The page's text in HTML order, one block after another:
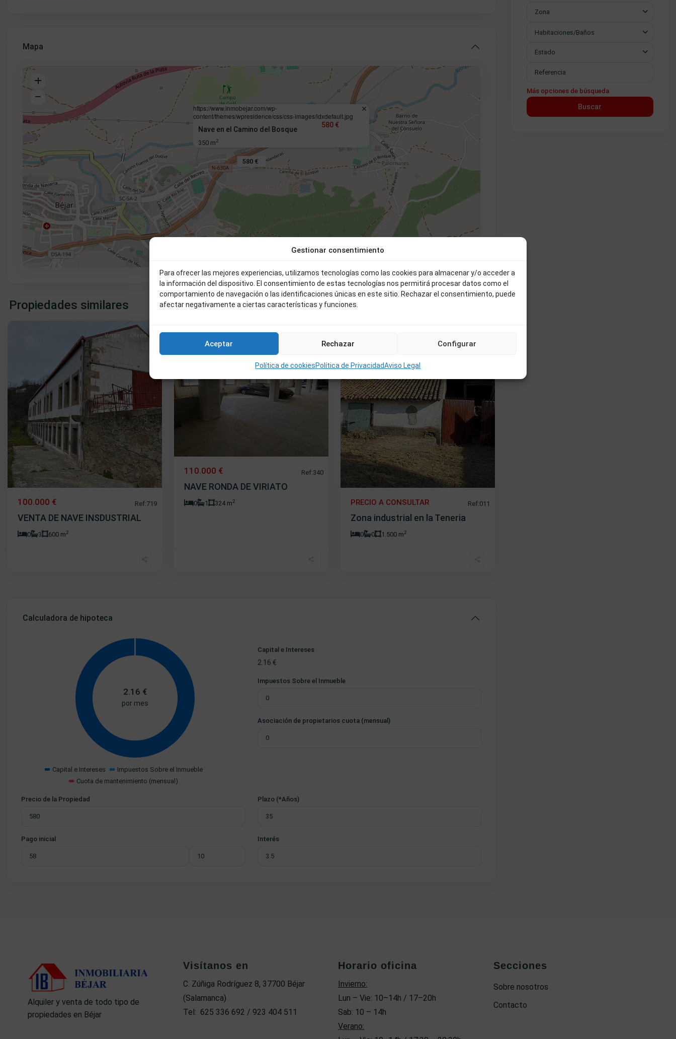
Gestionar consentimiento
Para ofrecer las mejores experiencias, utilizamos tecnologías como las cookies para almacenar y/o acceder a
la información del dispositivo. El consentimiento de estas tecnologías nos permitirá procesar datos como el
comportamiento de navegación o las identificaciones únicas en este sitio. Rechazar el consentimiento, puede
afectar negativamente a ciertas características y funciones.
Aceptar Rechazar Configurar
Política de cookiesPolítica de PrivacidadAviso Legal
Mapa
580 €
https://www.inmobejar.com/wp-
content/themes/wpresidence/css/css-images/idxdefault.jpg
Nave en el Camino del Bosque
580 €
350 m2
Propiedades similares
Antigua
Béjar
Venta Oferta
100.000 €
VENTA DE NAVE INSDUSTRIAL
0 3 600 m2
Ref:719
La
Béjar
110.000 €
NAVE RONDA DE VIRIATO
0 1 324 m2
Ref:340
PRECIO A CONSULTAR
Zona industrial en la Teneria
0 0 1.500 m2
Ref:011
Calculadora de hipoteca
2.16 €
por mes
Capital e Intereses
Impuestos Sobre el Inmueble
Cuota de mantenimiento (mensual)
Capital e Intereses
2.16 €
Impuestos Sobre el Inmueble
Asociación de propietarios cuota (mensual)
Precio de la Propiedad
Pago inicial
Plazo (*Años)
Interés
Zona
Habitaciones/Baños
Estado
Más opciones de búsqueda
Buscar
Alquiler y venta de todo tipo de
propiedades en Béjar
Visítanos en
C. Zúñiga Rodríguez 8, 37700 Béjar
(Salamanca)
Tel: 625 336 692 / 923 404 511
Horario oficina
Invierno:
Lun – Vie: 10–14h / 17–20h
Sab: 10 – 14h
Verano:
Secciones
Sobre nosotros
Contacto